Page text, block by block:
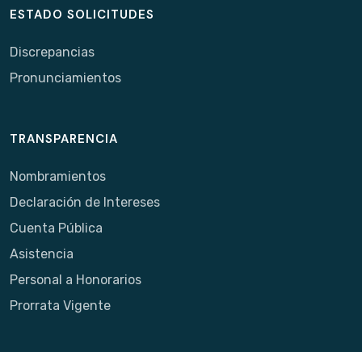
ESTADO SOLICITUDES
Discrepancias
Pronunciamientos
TRANSPARENCIA
Nombramientos
Declaración de Intereses
Cuenta Pública
Asistencia
Personal a Honorarios
Prorrata Vigente